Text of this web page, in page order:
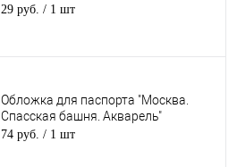
29 руб. / 1 шт
Обложка для паспорта "Москва.
Спасская башня. Акварель"
74 руб. / 1 шт